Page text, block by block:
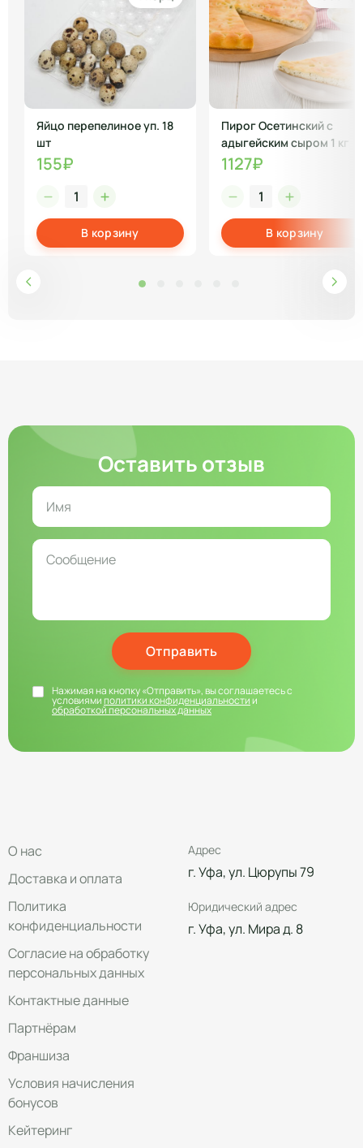
Яйцо перепелиное уп. 18
шт
155₽
В корзину
Пирог Осетинский с
адыгейским сыром 1 кг
1127₽
В корзину
Оставить отзыв
Отправить
Нажимая на кнопку «Отправить», вы соглашаетесь с
условиямиполитики конфиденциальностии
обработкой персональных данных
О нас
Доставка и оплата
Политика
конфиденциальности
Согласие на обработку
персональных данных
Контактные данные
Партнёрам
Франшиза
Условия начисления
бонусов
Кейтеринг
Адрес
г. Уфа, ул. Цюрупы 79
Юридический адрес
г. Уфа, ул. Мира д. 8